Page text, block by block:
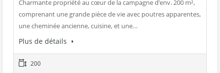
Charmante propriété au cœur de la campagne d’env. 200 m²,
comprenant une grande pièce de vie avec poutres apparentes,
une cheminée ancienne, cuisine, et une…
Plus de détails
200